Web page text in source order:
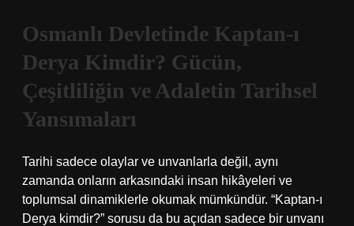
Osmanlı Devletinde Kaptan-ı
Derya Kimdir? Gücün,
Çeşitliliğin ve Adaletin Tarihsel
Yansımaları
Tarihi sadece olaylar ve unvanlarla değil, aynı
zamanda onların arkasındaki insan hikâyeleri ve
toplumsal dinamiklerle okumak mümkündür. “Kaptan-ı
Derya kimdir?” sorusu da bu açıdan sadece bir unvanı